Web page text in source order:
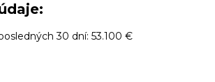
30 dní: 53.100 €